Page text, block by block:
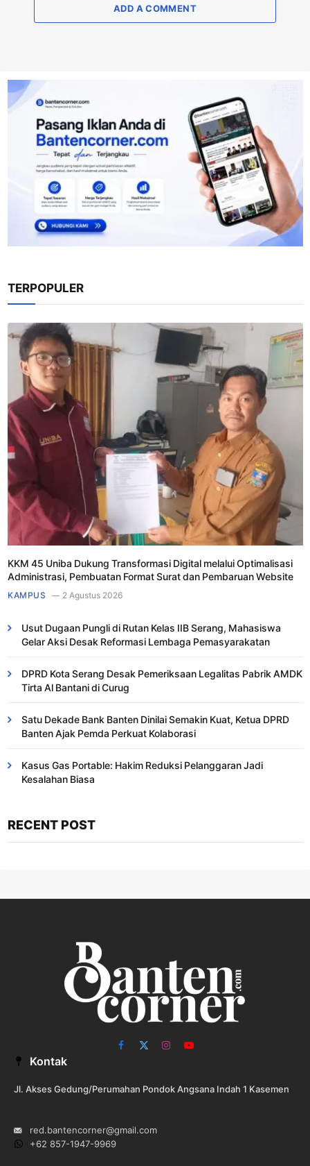
ADD A COMMENT
TERPOPULER
KKM 45 Uniba Dukung Transformasi Digital melalui Optimalisasi
Administrasi, Pembuatan Format Surat dan Pembaruan Website
KAMPUS 2 Agustus 2026
Usut Dugaan Pungli di Rutan Kelas IIB Serang, Mahasiswa
Gelar Aksi Desak Reformasi Lembaga Pemasyarakatan
DPRD Kota Serang Desak Pemeriksaan Legalitas Pabrik AMDK
Tirta Al Bantani di Curug
Satu Dekade Bank Banten Dinilai Semakin Kuat, Ketua DPRD
Banten Ajak Pemda Perkuat Kolaborasi
Kasus Gas Portable: Hakim Reduksi Pelanggaran Jadi
Kesalahan Biasa ​
RECENT POST
Facebook
X
InstagramYouTube
Kontak
Jl. Akses Gedung/Perumahan Pondok Angsana Indah 1 Kasemen
red.bantencorner@gmail.com
+62 857-1947-9969